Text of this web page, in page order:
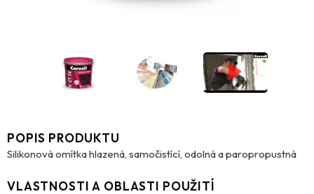
POPIS PRODUKTU
Silikonová omítka hlazená, samočistící, odolná a paropropustná
VLASTNOSTI A OBLASTI POUŽITÍ